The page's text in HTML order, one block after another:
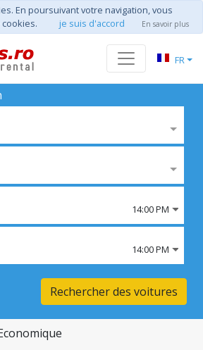
En poursuivant votre navigation, vous
je suis d'accord En savoir plus
FR
14:00 PM
14:00 PM
Rechercher des voitures